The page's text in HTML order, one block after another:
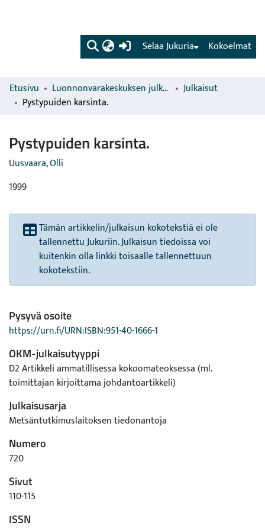
(current) Kokoelmat
Selaa Jukuria
Etusivu Luonnonvarakeskuksen julkaisut
Julkaisut
Pystypuiden karsinta.
Pystypuiden karsinta.
Uusvaara, Olli
1999
Tämän artikkelin/julkaisun kokotekstiä ei ole
tallennettu Jukuriin. Julkaisun tiedoissa voi
kuitenkin olla linkki toisaalle tallennettuun
kokotekstiin.
Pysyvä osoite
https://urn.fi/URN:ISBN:951-40-1666-1
OKM-julkaisutyyppi
D2 Artikkeli ammatillisessa kokoomateoksessa (ml.
toimittajan kirjoittama johdantoartikkeli)
Julkaisusarja
Metsäntutkimuslaitoksen tiedonantoja
Numero
720
Sivut
110-115
ISSN